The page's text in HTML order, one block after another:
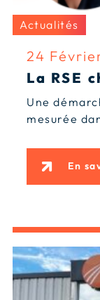
Actualités
24
La RSE
Une
mesurée
En